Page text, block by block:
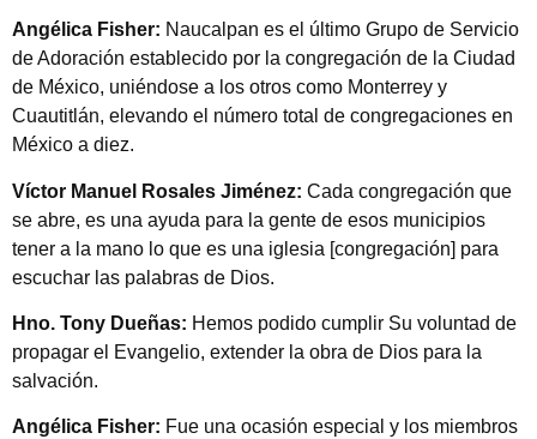
Angélica Fisher: Naucalpan es el último Grupo de Servicio
de Adoración establecido por la congregación de la Ciudad
de México, uniéndose a los otros como Monterrey y
Cuautitlán, elevando el número total de congregaciones en
México a diez.
Víctor Manuel Rosales Jiménez: Cada congregación que
se abre, es una ayuda para la gente de esos municipios
tener a la mano lo que es una iglesia [congregación] para
escuchar las palabras de Dios.
Hno. Tony Dueñas: Hemos podido cumplir Su voluntad de
propagar el Evangelio, extender la obra de Dios para la
salvación.
Angélica Fisher: Fue una ocasión especial y los miembros